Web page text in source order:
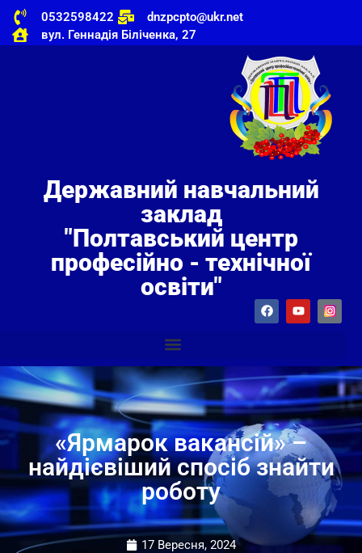
0532598422
dnzpcpto@ukr.net
вул. Геннадія Біліченка, 27
Державний навчальний
заклад
"Полтавський центр
професійно - технічної
освіти"
«Ярмарок вакансій» –
найдієвіший спосіб знайти
роботу
17 Вересня, 2024